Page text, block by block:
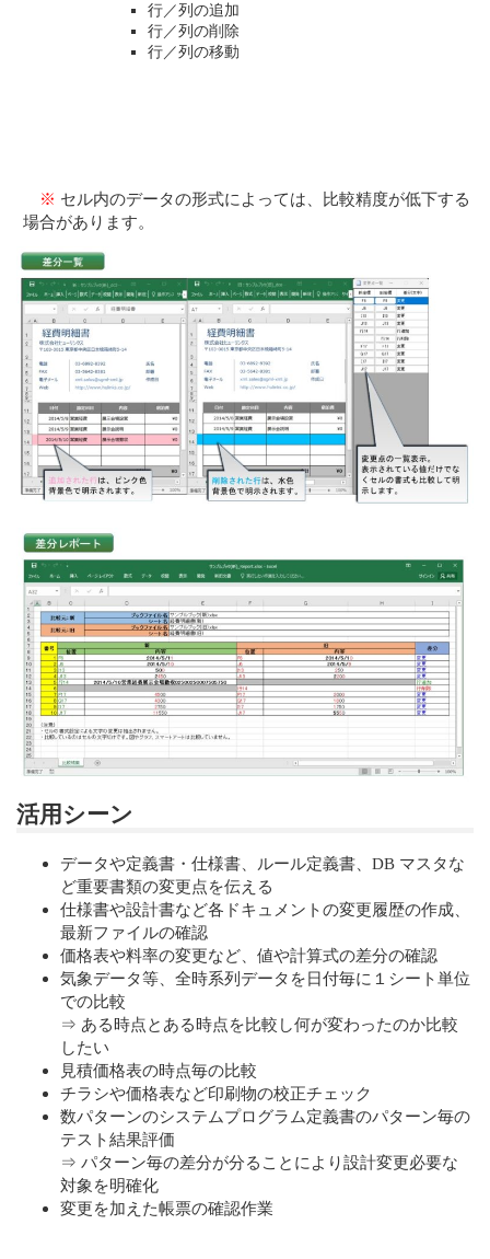
行／列の追加
行／列の削除
行／列の移動
※ セル内のデータの形式によっては、比較精度が低下する
場合があります。
活用シーン
データや定義書・仕様書、ルール定義書、DB マスタな
ど重要書類の変更点を伝える
仕様書や設計書など各ドキュメントの変更履歴の作成、
最新ファイルの確認
価格表や料率の変更など、値や計算式の差分の確認
気象データ等、全時系列データを日付毎に１シート単位
での比較
⇒ ある時点とある時点を比較し何が変わったのか比較
したい
見積価格表の時点毎の比較
チラシや価格表など印刷物の校正チェック
数パターンのシステムプログラム定義書のパターン毎の
テスト結果評価
⇒ パターン毎の差分が分ることにより設計変更必要な
対象を明確化
変更を加えた帳票の確認作業